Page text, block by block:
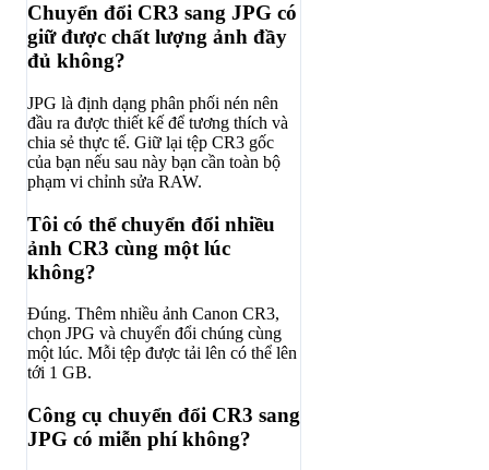
Chuyển đổi CR3 sang JPG có
giữ được chất lượng ảnh đầy
đủ không?
JPG là định dạng phân phối nén nên
đầu ra được thiết kế để tương thích và
chia sẻ thực tế. Giữ lại tệp CR3 gốc
của bạn nếu sau này bạn cần toàn bộ
phạm vi chỉnh sửa RAW.
Tôi có thể chuyển đổi nhiều
ảnh CR3 cùng một lúc
không?
Đúng. Thêm nhiều ảnh Canon CR3,
chọn JPG và chuyển đổi chúng cùng
một lúc. Mỗi tệp được tải lên có thể lên
tới 1 GB.
Công cụ chuyển đổi CR3 sang
JPG có miễn phí không?